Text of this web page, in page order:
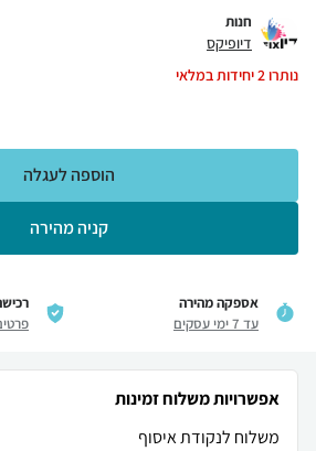
חנות
דיופיקס
נותרו2יחידות במלאי
קניה מהירה
הוספה לעגלה
אספקה מהירה
עד 7 ימי עסקים
אפשרויות משלוח זמינות
משלוח לנקודת איסוף